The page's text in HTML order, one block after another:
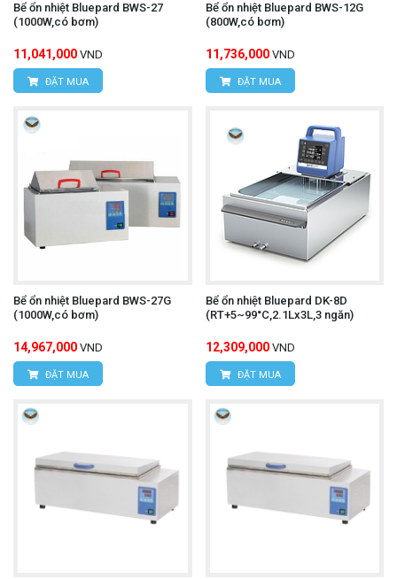
Bể ổn nhiệt Bluepard BWS-27
(1000W,có bơm)
11,041,000 VND
ĐẶT MUA
Bể ổn nhiệt Bluepard BWS-12G
(800W,có bơm)
11,736,000 VND
ĐẶT MUA
Bể ổn nhiệt Bluepard BWS-27G
(1000W,có bơm)
14,967,000 VND
ĐẶT MUA
Bể ổn nhiệt Bluepard DK-8D
(RT+5~99°C,2.1Lx3L,3 ngăn)
12,309,000 VND
ĐẶT MUA